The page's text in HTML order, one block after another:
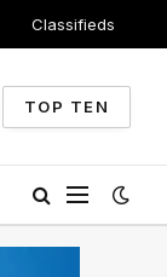
Classifieds
TOP TEN